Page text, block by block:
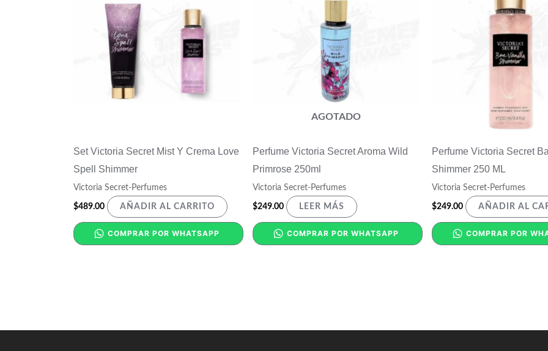
Set Victoria Secret Mist Y Crema Love
Spell Shimmer
Victoria Secret-Perfumes
$489.00 AÑADIR AL CARRITO
COMPRAR POR WHATSAPP
AGOTADO
Perfume Victoria Secret Aroma Wild
Primrose 250ml
Victoria Secret-Perfumes
$249.00 LEER MÁS
COMPRAR POR WHATSAPP
Perfume Victoria Secret
Shimmer 250 ML
Victoria Secret-Perfumes
$249.00 AÑADIR AL
COMPRAR POR